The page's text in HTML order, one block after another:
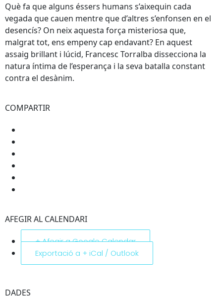
Què fa que alguns éssers humans s’aixequin cada
vegada que cauen mentre que d’altres s’enfonsen en el
desencís? On neix aquesta força misteriosa que,
malgrat tot, ens empeny cap endavant? En aquest
assaig brillant i lúcid, Francesc Torralba dissecciona la
natura íntima de l’esperança i la seva batalla constant
contra el desànim.
COMPARTIR
AFEGIR AL CALENDARI
+ Afegir a Google Calendar
Exportació a + iCal / Outlook
DADES